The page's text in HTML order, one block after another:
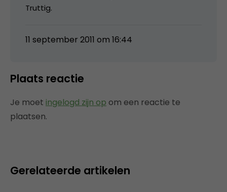
Truttig.
11 september 2011 om 16:44
Plaats reactie
Je moet ingelogd zijn op om een reactie te
plaatsen.
Gerelateerde artikelen